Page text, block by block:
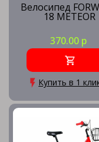
Велосипед
18 METEOR
370.00 р
Купить в 1